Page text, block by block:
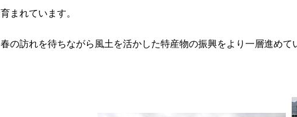
育まれています。
春の訪れを待ちながら風土を活かした特産物の振興をより一層進めて